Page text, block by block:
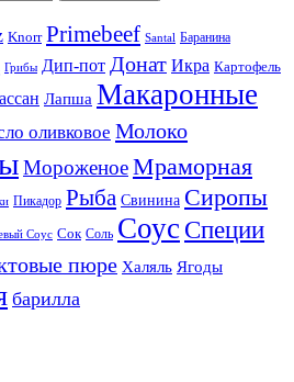
Knorr Primebeef Santal Баранина
Грибы Дип-пот Донат Икра Картофель
Лапша Макаронные
оливковое Молоко
МороженоеМраморная
Пикадор Рыба Свинина Сиропы
Соус Сок Соль Соус Специи
пюре Халяль Ягоды
барилла